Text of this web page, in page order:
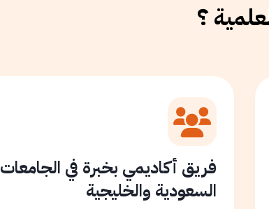
؟
فريق أكاديمي بخبرة في الجامعات
السعودية والخليجية